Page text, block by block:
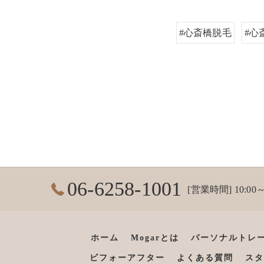
#心斎橋脱毛 #心
06-6258-1001 [営業時間] 10:00
ホーム Mogarとは パーソナルトレ
ビフォーアフター よくある質問 ス